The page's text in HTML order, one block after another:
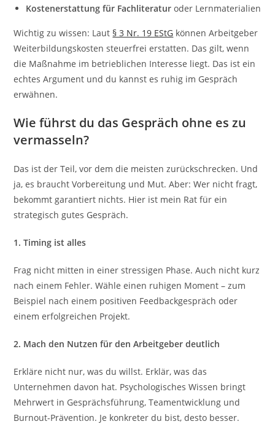
Kostenerstattung für Fachliteratur oder Lernmaterialien
Wichtig zu wissen: Laut § 3 Nr. 19 EStG können Arbeitgeber
Weiterbildungskosten steuerfrei erstatten. Das gilt, wenn
die Maßnahme im betrieblichen Interesse liegt. Das ist ein
echtes Argument und du kannst es ruhig im Gespräch
erwähnen.
Wie führst du das Gespräch ohne es zu
vermasseln?
Das ist der Teil, vor dem die meisten zurückschrecken. Und
ja, es braucht Vorbereitung und Mut. Aber: Wer nicht fragt,
bekommt garantiert nichts. Hier ist mein Rat für ein
strategisch gutes Gespräch.
1. Timing ist alles
Frag nicht mitten in einer stressigen Phase. Auch nicht kurz
nach einem Fehler. Wähle einen ruhigen Moment – zum
Beispiel nach einem positiven Feedbackgespräch oder
einem erfolgreichen Projekt.
2. Mach den Nutzen für den Arbeitgeber deutlich
Erkläre nicht nur, was du willst. Erklär, was das
Unternehmen davon hat. Psychologisches Wissen bringt
Mehrwert in Gesprächsführung, Teamentwicklung und
Burnout-Prävention. Je konkreter du bist, desto besser.